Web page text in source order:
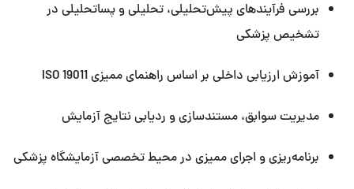
بررسی فرآیندهای پیش‌تحلیلی، تحلیلی و پساتحلیلی در
تشخیص پزشکی
آموزش ارزیابی داخلی بر اساس راهنمای ممیزی ISO 19011
مدیریت سوابق، مستندسازی و ردیابی نتایج آزمایش
برنامه‌ریزی و اجرای ممیزی در محیط تخصصی آزمایشگاه پزشکی